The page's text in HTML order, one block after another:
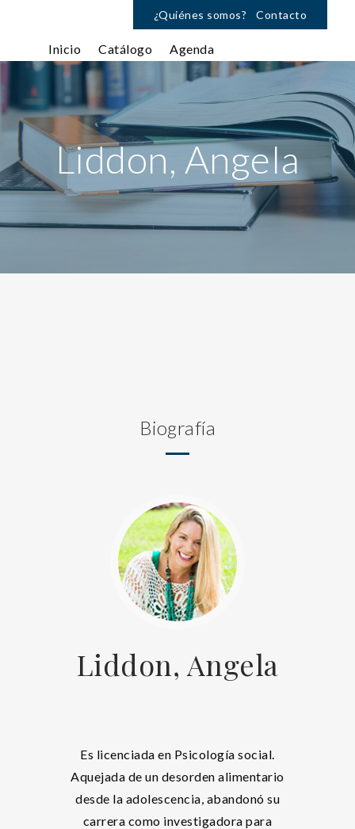
¿Quiénes somos? Contacto
Inicio Catálogo Agenda
Liddon, Angela
Biografía
Liddon, Angela
Es licenciada en Psicología social.
Aquejada de un desorden alimentario
desde la adolescencia, abandonó su
carrera como investigadora para